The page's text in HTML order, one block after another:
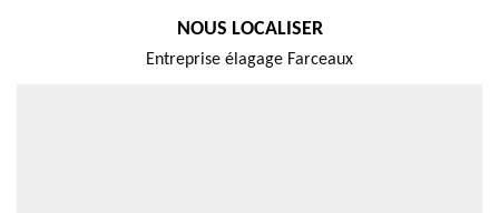
NOUS LOCALISER
Entreprise élagage Farceaux